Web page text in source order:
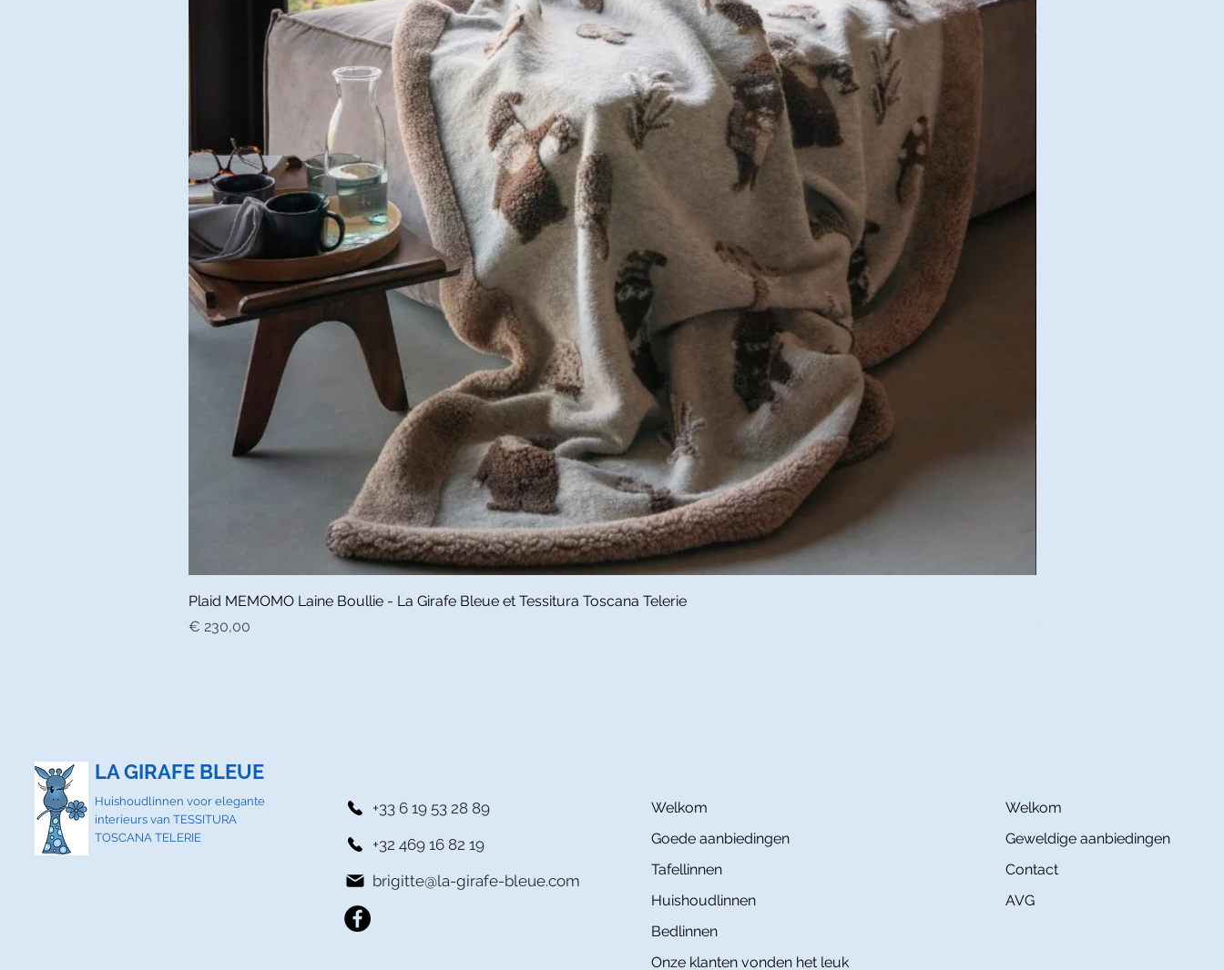
Snel overzicht
Plaid MEMOMO Laine Boullie - La Girafe Bleue et Tessitura Toscana Telerie
Prijs
€ 230,00
Prijs
€ 230,00
LA GIRAFE BLEUE
Huishoudlinnen voor elegante
interieurs van TESSITURA
TOSCANA TELERIE
+33 6 19 53 28 89
+32 469 16 82 19
brigitte@la-girafe-bleue.com
Welkom
Goede aanbiedingen
Tafellinnen
Huishoudlinnen
Bedlinnen
Onze klanten vonden het leuk
Welkom
Geweldige aanbiedingen
Contact
AVG